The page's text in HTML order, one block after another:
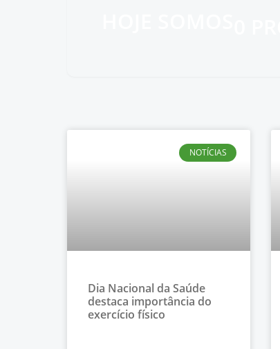
NOTÍCIAS
Dia Nacional da Saúde
destaca importância do
exercício físico